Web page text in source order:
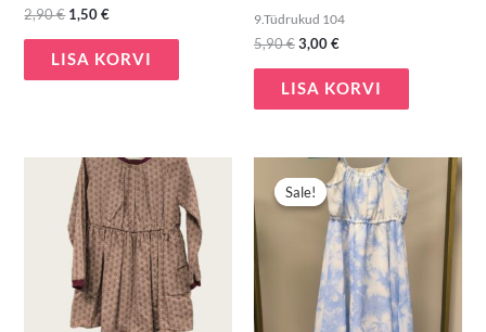
2,90€ 1,50€
LISA KORVI
9.Tüdrukud 104
5,90€3,00€
LISA KORVI
Sale!
Sale!
Algne
hind
oli:
5,50 €.
Praegune
hind
on:
3,00 €.